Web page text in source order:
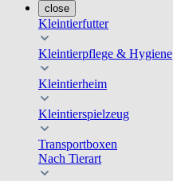
close
Kleintierfutter
Kleintierpflege & Hygiene
Kleintierheim
Kleintierspielzeug
Transportboxen
Nach Tierart